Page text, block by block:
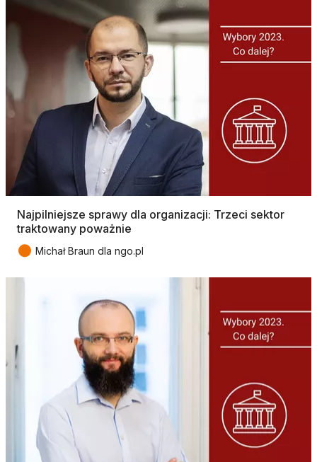
Najpilniejsze sprawy dla organizacji: Trzeci sektor
traktowany poważnie
● Michał Braun dla ngo.pl